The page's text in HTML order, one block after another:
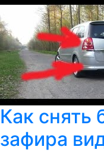
Как снять
зафира